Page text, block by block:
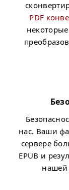
PDF
нас. Ваши
сервере
EPUB и
нашей